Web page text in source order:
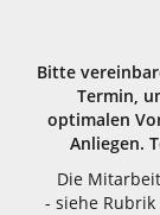
Bitte
Termin,
optimalen
Anliegen.
Die
- siehe